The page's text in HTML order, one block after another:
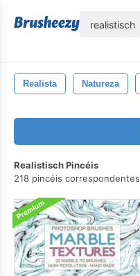
Realista Natureza
Realistisch Pincéis
218 pincéis correspondentes